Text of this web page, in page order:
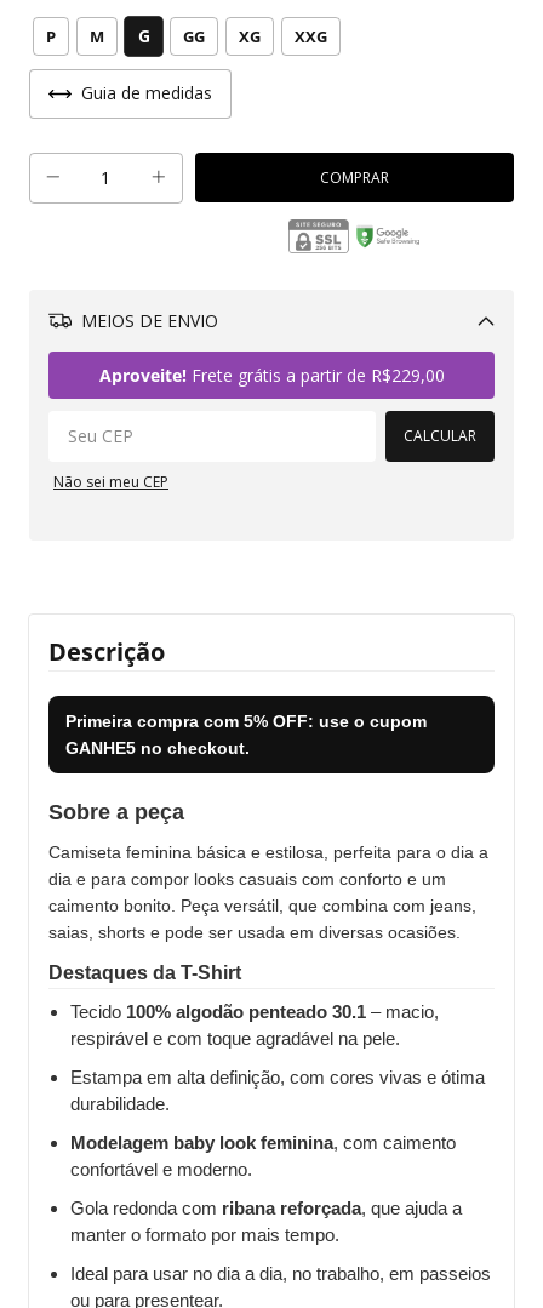
P M G GG XG XXG
Guia de medidas
MEIOS DE ENVIO
Aproveite!Frete grátis a partir de R$229,00
CALCULAR
Não sei meu CEP
Descrição
Primeira compra com 5% OFF: use o cupom
GANHE5 no checkout.
Sobre a peça
Camiseta feminina básica e estilosa, perfeita para o dia a
dia e para compor looks casuais com conforto e um
caimento bonito. Peça versátil, que combina com jeans,
saias, shorts e pode ser usada em diversas ocasiões.
Destaques da T-Shirt
Tecido 100% algodão penteado 30.1 – macio,
respirável e com toque agradável na pele.
Estampa em alta definição, com cores vivas e ótima
durabilidade.
Modelagem baby look feminina, com caimento
confortável e moderno.
Gola redonda com ribana reforçada, que ajuda a
manter o formato por mais tempo.
Ideal para usar no dia a dia, no trabalho, em passeios
ou para presentear.